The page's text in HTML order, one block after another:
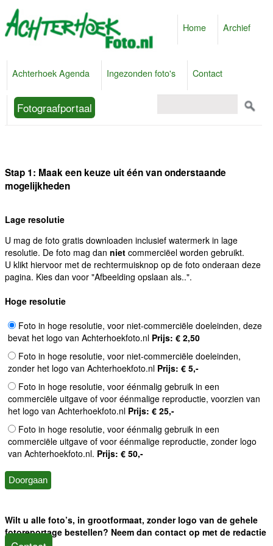
Home Archief
Achterhoek Agenda Ingezonden foto's Contact
Fotograafportaal
Stap 1: Maak een keuze uit één van onderstaande
mogelijkheden
Lage resolutie
U mag de foto gratis downloaden inclusief watermerk in lage
resolutie. De foto mag dan niet commerciëel worden gebruikt.
U klikt hiervoor met de rechtermuisknop op de foto onderaan deze
pagina. Kies dan voor "Afbeelding opslaan als..".
Hoge resolutie
Foto in hoge resolutie, voor niet-commerciële doeleinden, deze
bevat het logo van Achterhoekfoto.nl Prijs: € 2,50
Foto in hoge resolutie, voor niet-commerciële doeleinden,
zonder het logo van Achterhoekfoto.nl Prijs: € 5,-
Foto in hoge resolutie, voor éénmalig gebruik in een
commerciële uitgave of voor éénmalige reproductie, voorzien van
het logo van Achterhoekfoto.nl Prijs: € 25,-
Foto in hoge resolutie, voor éénmalig gebruik in een
commerciële uitgave of voor éénmalige reproductie, zonder logo
van Achterhoekfoto.nl. Prijs: € 50,-
Wilt u alle foto’s, in grootformaat, zonder logo van de gehele
fotoreportage bestellen? Neem dan contact op met de redactie